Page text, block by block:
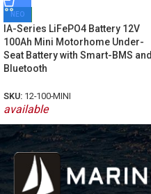
ΝΕΟ
IA-Series LiFePO4 Battery 12V
100Ah Mini Motorhome Under-
Seat Battery with Smart-BMS and
Bluetooth
SKU: 12-100-MINI
available